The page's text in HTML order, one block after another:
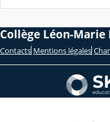
Collège Léon-Marie
Contacts Mentions légales